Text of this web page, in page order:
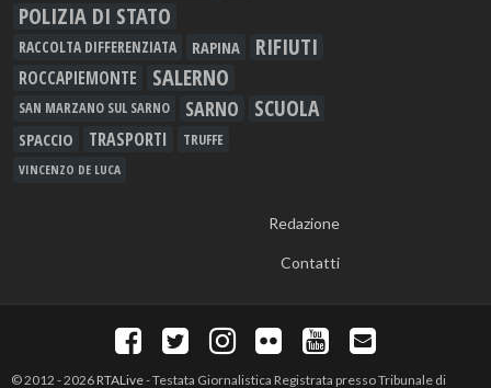
POLIZIA DI STATO
RACCOLTA DIFFERENZIATA RAPINA RIFIUTI
ROCCAPIEMONTE SALERNO
SAN MARZANO SUL SARNO SARNO SCUOLA
SPACCIO TRASPORTI TRUFFE
VINCENZO DE LUCA
Redazione
Contatti
© 2012 - 2026RTALive- Testata Giornalistica Registrata presso Tribunale di